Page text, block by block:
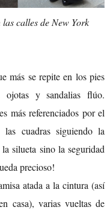
calles de New York
más se repite en los pies
ojotas y sandalias flúo.
más referenciados por el
cuadras siguiendo la
silueta sino la seguridad
precioso!
atada a la cintura (así
casa), varias vueltas de